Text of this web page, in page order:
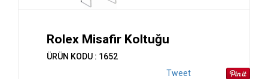
Rolex Misafir Koltuğu
ÜRÜN KODU : 1652
Tweet